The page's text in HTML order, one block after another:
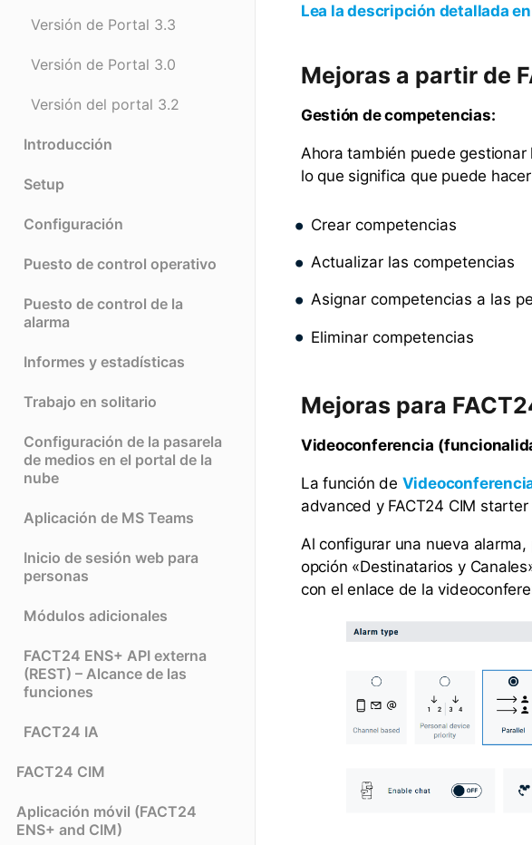
Versión de Portal 3.3
Versión de Portal 3.0
Versión del portal 3.2
Introducción
Setup
Configuración
Puesto de control operativo
Puesto de control de la
alarma
Informes y estadísticas
Trabajo en solitario
Configuración de la pasarela
de medios en el portal de la
nube
Aplicación de MS Teams
Inicio de sesión web para
personas
Módulos adicionales
FACT24 ENS+ API externa
(REST) – Alcance de las
funciones
FACT24 IA
FACT24 CIM
Aplicación móvil (FACT24
ENS+ and CIM)
Lea la descripción detallada
Mejoras a partir de
Gestión de competencias:
Ahora también puede
lo que significa que puede
Crear competencias
Actualizar las competencias
Asignar competencias a las
Eliminar competencias
Mejoras para
Videoconferencia
La función de
advanced y FACT24 CIM
Al configurar una nueva
opción «Destinatarios y
con el enlace de la